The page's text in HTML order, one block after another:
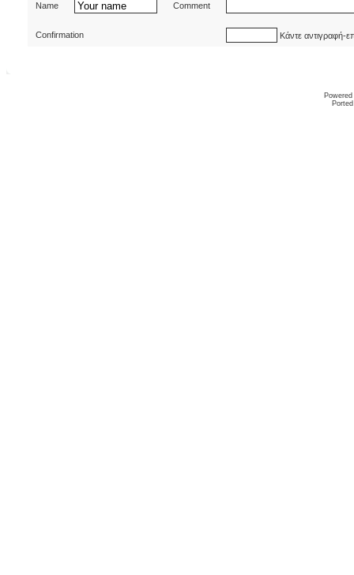
Name Comment
Confirmation Κάντε αντιγραφή-